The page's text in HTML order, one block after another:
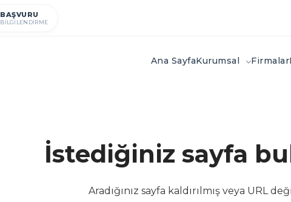
BAŞVURU
BİLGİLENDİRME
Ana SayfaKurumsal Firmalar
İstediğiniz sayfa
Aradığınız sayfa kaldırılmış veya URL